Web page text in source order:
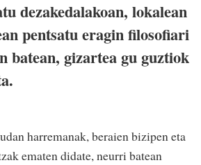
dezakedalakoan, lokalean
pentsatu eragin filosofiari
batean, gizartea gu guztiok
harremanak, beraien bizipen eta
ematen didate, neurri batean